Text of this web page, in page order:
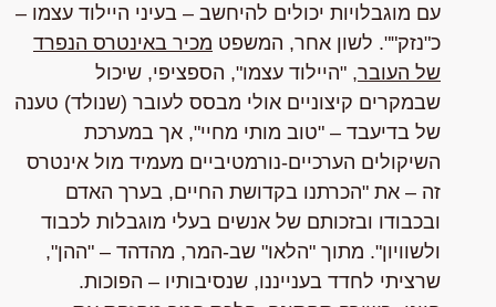
עם מוגבלויות יכולים להיחשב – בעיני היילוד עצמו –
כ"נזק"". לשון אחר, המשפט מכיר באינטרס הנפרד
של העובר, "היילוד עצמו", הספציפי, שיכול
שבמקרים קיצוניים אולי מבסס לעובר (שנולד) טענה
של בדיעבד– "טוב מותי מחיי", אך במערכת
השיקולים הערכיים-נורמטיביים מעמיד מול אינטרס
זה – את "הכרתנו בקדושת החיים, בערך האדם
ובכבודו ובזכותם של אנשים בעלי מוגבלות לכבוד
ולשוויון". מתוך "הלאו" שב-המר, מהדהד – "ההן",
שרציתי לחדד בענייננו, שנסיבותיו – הפוכות.